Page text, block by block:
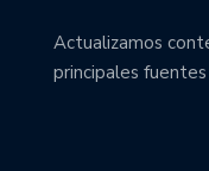
Actualizamos
principales